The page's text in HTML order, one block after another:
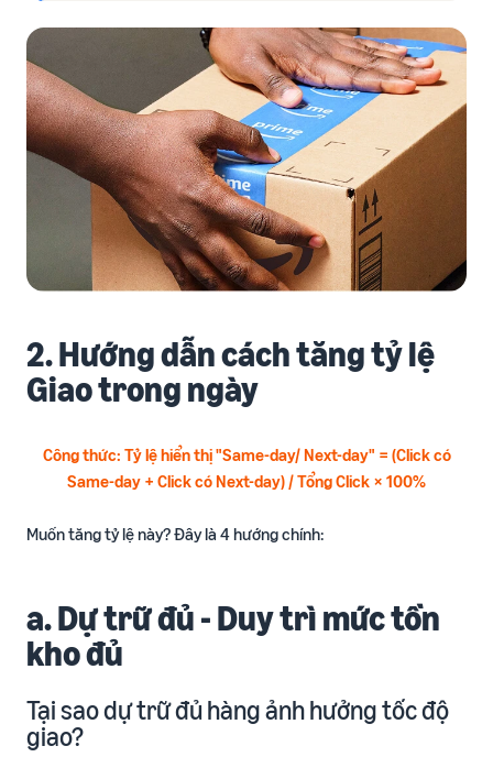
2. Hướng dẫn cách tăng tỷ lệ
Giao trong ngày
Công thức: Tỷ lệ hiển thị "Same-day/ Next-day" = (Click có
Same-day + Click có Next-day) / Tổng Click × 100%
Muốn tăng tỷ lệ này? Đây là 4 hướng chính:
a. Dự trữ đủ - Duy trì mức tồn
kho đủ
Tại sao dự trữ đủ hàng ảnh hưởng tốc độ
giao?